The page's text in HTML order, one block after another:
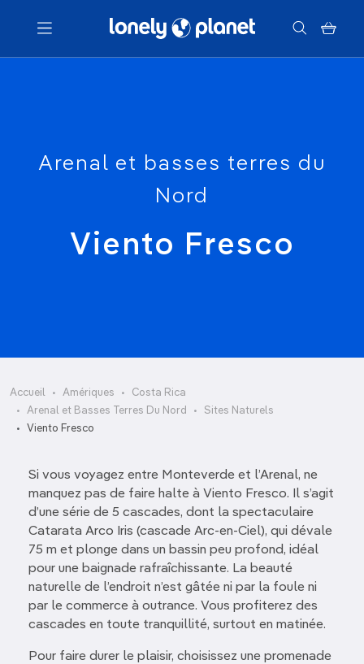
Menu
Arenal et basses terres du
Nord
Viento Fresco
Accueil Amériques
Costa Rica
Arenal et Basses Terres Du Nord
Sites Naturels
Viento Fresco
Si vous voyagez entre Monteverde et l’Arenal, ne
manquez pas de faire halte à Viento Fresco. Il s’agit
d’une série de 5 cascades, dont la spectaculaire
Catarata Arco Iris (cascade Arc-en-Ciel), qui dévale
75 m et plonge dans un bassin peu profond, idéal
pour une baignade rafraîchissante. La beauté
naturelle de l’endroit n’est gâtée ni par la foule ni
par le commerce à outrance. Vous profiterez des
cascades en toute tranquillité, surtout en matinée.
Pour faire durer le plaisir, choisissez une promenade